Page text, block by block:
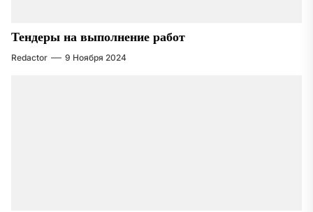
Тендеры на выполнение работ
Redactor 9 Ноября 2024